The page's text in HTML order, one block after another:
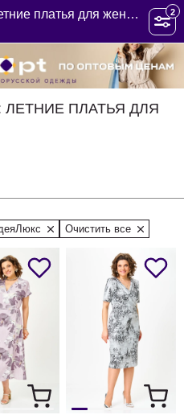
Бренд ОрхидеяЛюкс: летние платья для женщин 2
ПЛАТЬЯ ДЛЯ
Очистить все